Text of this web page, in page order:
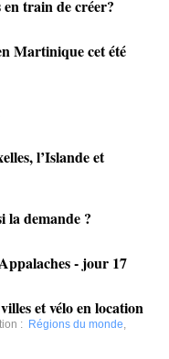
train de créer?
Martinique cet été
l’Islande et
la demande ?
- jour 17
et vélo en location
: Régions du monde,